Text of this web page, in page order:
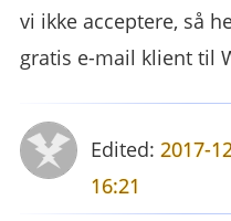
vi ikke acceptere, så
gratis e-mail klient til
Edited:2017-
16:21